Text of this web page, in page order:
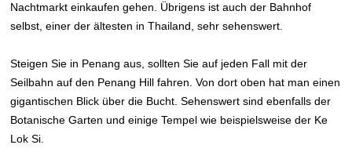
Nachtmarkt einkaufen gehen. Übrigens ist auch der Bahnhof
selbst, einer der ältesten in Thailand, sehr sehenswert.
Steigen Sie in Penang aus, sollten Sie auf jeden Fall mit der
Seilbahn auf den Penang Hill fahren. Von dort oben hat man einen
gigantischen Blick über die Bucht. Sehenswert sind ebenfalls der
Botanische Garten und einige Tempel wie beispielsweise der Ke
Lok Si.